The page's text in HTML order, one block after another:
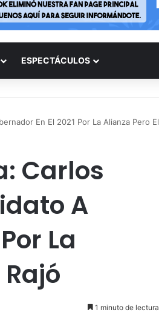
ESPECTÁCULOS
En El 2021 Por La Alianza Pero El
Carlos
A
La
1 minuto de lectura